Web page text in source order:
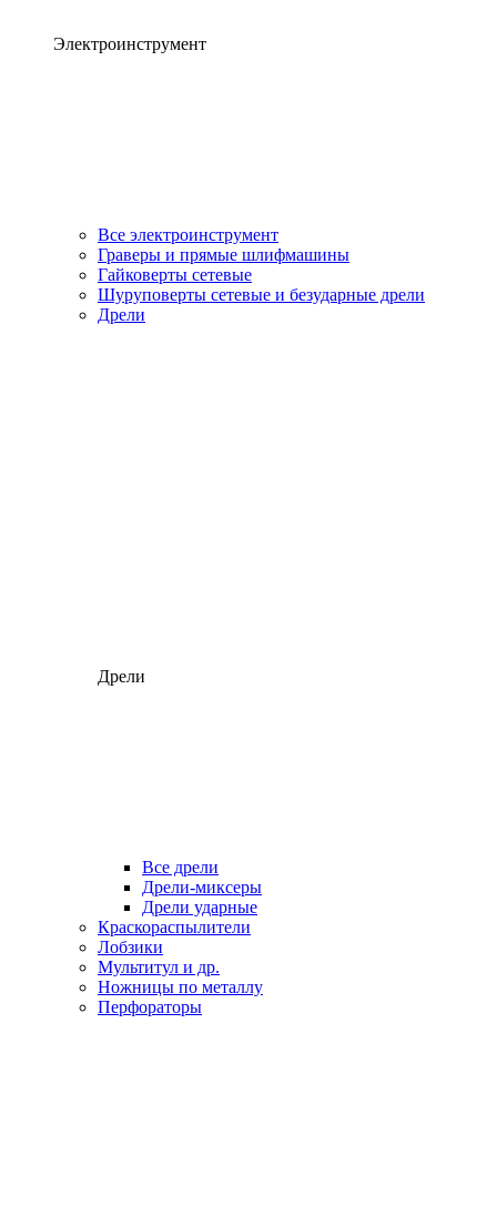
Электроинструмент
Все электроинструмент
Граверы и прямые шлифмашины
Гайковерты сетевые
Шуруповерты сетевые и безударные дрели
Дрели
Дрели
Все дрели
Дрели-миксеры
Дрели ударные
Краскораспылители
Лобзики
Мультитул и др.
Ножницы по металлу
Перфораторы